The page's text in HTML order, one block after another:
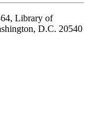
Library of
D.C. 20540